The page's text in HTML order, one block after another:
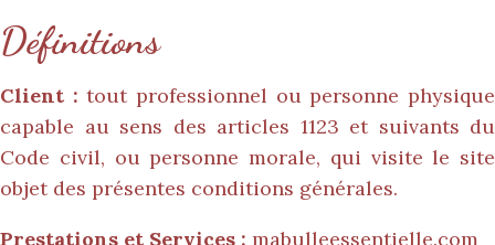
Définitions
Client : tout professionnel ou personne physique
capable au sens des articles 1123 et suivants du
Code civil, ou personne morale, qui visite le site
objet des présentes conditions générales.
Prestations et Services : mabulleessentielle.com